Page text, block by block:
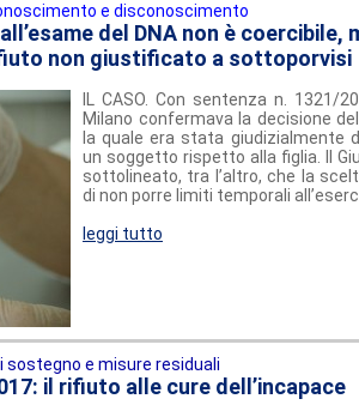
e disconoscimento
del DNA non è coercibile,
non giustificato a sottoporvisi
IL CASO. Con sentenza n. 1321/
Milano confermava la decisione
la quale era stata giudizialmente
un soggetto rispetto alla figlia. Il
sottolineato, tra l’altro, che la
di non porre limiti temporali
leggi tutto
e misure residuali
il rifiuto alle cure dell’incapace